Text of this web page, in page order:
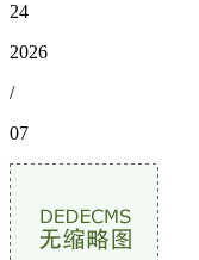
24
2026
/
07